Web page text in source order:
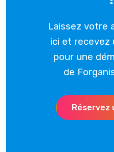
Laissez votre
ici et recevez
pour une
de
Réservez